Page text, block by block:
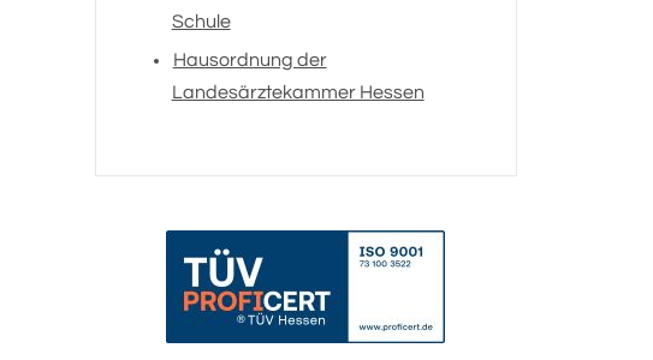
Schule
Hausordnung der
Landesärztekammer Hessen